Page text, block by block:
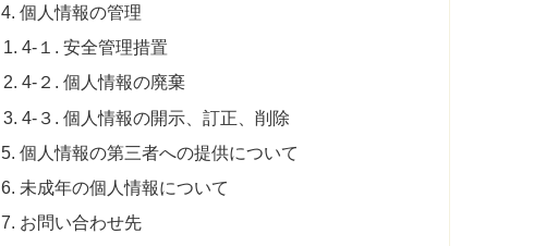
4. 個人情報の管理
4-１. 安全管理措置
4-２. 個人情報の廃棄
4-３. 個人情報の開示、訂正、削除
5. 個人情報の第三者への提供について
6. 未成年の個人情報について
7. お問い合わせ先